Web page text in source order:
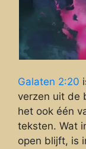
Galaten 2:20
verzen uit de
het ook één
teksten. Wat
open blijft, is